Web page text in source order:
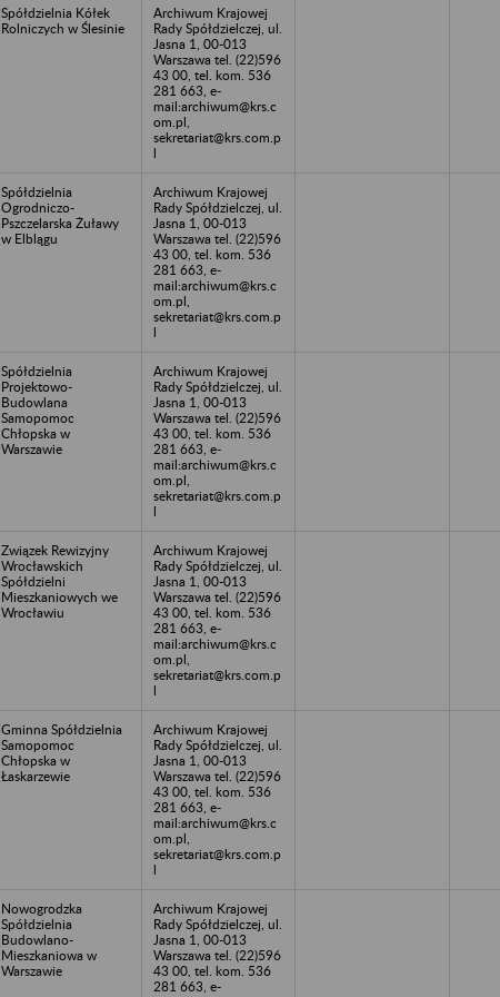
Spółdzielnia Kółek
Rolniczych w Ślesinie
Archiwum Krajowej
Rady Spółdzielczej, ul.
Jasna 1, 00-013
Warszawa tel. (22)596
43 00, tel. kom. 536
281 663, e-
mail:archiwum@krs.c
om.pl,
sekretariat@krs.com.p
l
Spółdzielnia
Ogrodniczo-
Pszczelarska Żuławy
w Elblągu
Archiwum Krajowej
Rady Spółdzielczej, ul.
Jasna 1, 00-013
Warszawa tel. (22)596
43 00, tel. kom. 536
281 663, e-
mail:archiwum@krs.c
om.pl,
sekretariat@krs.com.p
l
Spółdzielnia
Projektowo-
Budowlana
Samopomoc
Chłopska w
Warszawie
Archiwum Krajowej
Rady Spółdzielczej, ul.
Jasna 1, 00-013
Warszawa tel. (22)596
43 00, tel. kom. 536
281 663, e-
mail:archiwum@krs.c
om.pl,
sekretariat@krs.com.p
l
Związek Rewizyjny
Wrocławskich
Spółdzielni
Mieszkaniowych we
Wrocławiu
Archiwum Krajowej
Rady Spółdzielczej, ul.
Jasna 1, 00-013
Warszawa tel. (22)596
43 00, tel. kom. 536
281 663, e-
mail:archiwum@krs.c
om.pl,
sekretariat@krs.com.p
l
Gminna Spółdzielnia
Samopomoc
Chłopska w
Łaskarzewie
Archiwum Krajowej
Rady Spółdzielczej, ul.
Jasna 1, 00-013
Warszawa tel. (22)596
43 00, tel. kom. 536
281 663, e-
mail:archiwum@krs.c
om.pl,
sekretariat@krs.com.p
l
Nowogrodzka
Spółdzielnia
Budowlano-
Mieszkaniowa w
Warszawie
Archiwum Krajowej
Rady Spółdzielczej, ul.
Jasna 1, 00-013
Warszawa tel. (22)596
43 00, tel. kom. 536
281 663, e-